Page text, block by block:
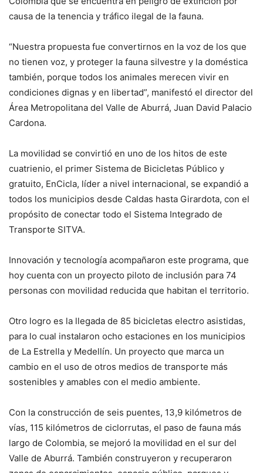
causa de la tenencia y tráfico ilegal de la fauna.
“Nuestra propuesta fue convertirnos en la voz de los que
no tienen voz, y proteger la fauna silvestre y la doméstica
también, porque todos los animales merecen vivir en
condiciones dignas y en libertad”, manifestó el director del
Área Metropolitana del Valle de Aburrá, Juan David Palacio
Cardona.
La movilidad se convirtió en uno de los hitos de este
cuatrienio, el primer Sistema de Bicicletas Público y
gratuito, EnCicla, líder a nivel internacional, se expandió a
todos los municipios desde Caldas hasta Girardota, con el
propósito de conectar todo el Sistema Integrado de
Transporte SITVA.
Innovación y tecnología acompañaron este programa, que
hoy cuenta con un proyecto piloto de inclusión para 74
personas con movilidad reducida que habitan el territorio.
Otro logro es la llegada de 85 bicicletas electro asistidas,
para lo cual instalaron ocho estaciones en los municipios
de La Estrella y Medellín. Un proyecto que marca un
cambio en el uso de otros medios de transporte más
sostenibles y amables con el medio ambiente.
Con la construcción de seis puentes, 13,9 kilómetros de
vías, 115 kilómetros de ciclorrutas, el paso de fauna más
largo de Colombia, se mejoró la movilidad en el sur del
Valle de Aburrá. También construyeron y recuperaron